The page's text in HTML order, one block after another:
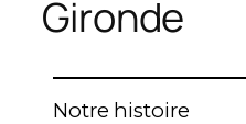
Gironde
Notre histoire